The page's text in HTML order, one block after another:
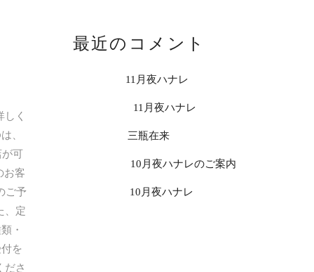
く
、
可
お客
ご予
、定
・
を
ださ
最近のコメント
11月夜ハナレ
11月夜ハナレ
三瓶在来
10月夜ハナレのご案内
10月夜ハナレ